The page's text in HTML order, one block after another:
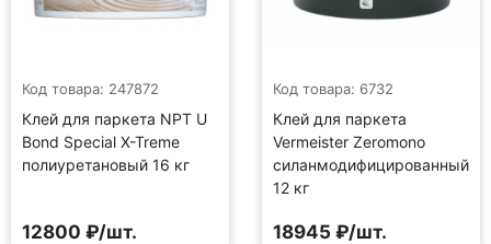
Код товара: 247872
Клей для паркета NPT U
Bond Special X-Treme
полиуретановый 16 кг
12800 ₽/шт.
Код товара: 6732
Клей для паркета
Vermeister Zeromono
силанмодифицированный
12 кг
18945 ₽/шт.